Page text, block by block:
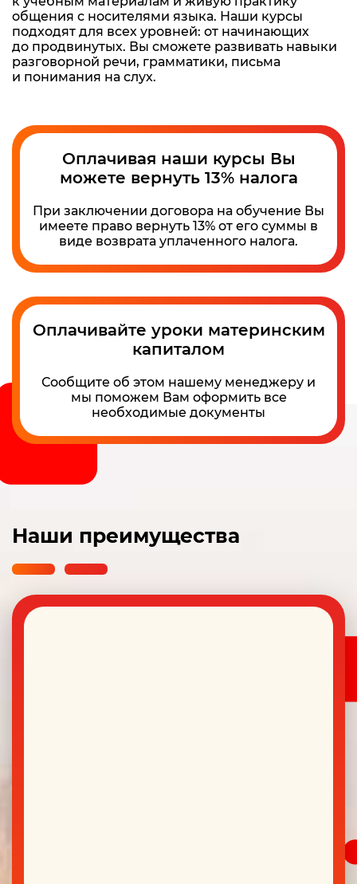
общения с носителями языка. Наши курсы
подходят для всех уровней: от начинающих
до продвинутых. Вы сможете развивать навыки
разговорной речи, грамматики, письма
и понимания на слух.
Оплачивая наши курсы Вы
можете вернуть 13% налога
При заключении договора на обучение Вы
имеете право вернуть 13% от его суммы в
виде возврата уплаченного налога.
Оплачивайте уроки материнским
капиталом
Сообщите об этом нашему менеджеру и
мы поможем Вам оформить все
необходимые документы
Наши преимущества